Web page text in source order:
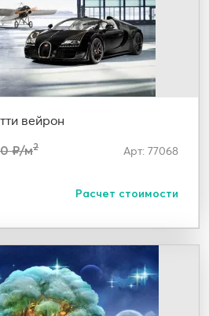
вейрон
₽/м2 Арт: 77068
Расчет стоимости